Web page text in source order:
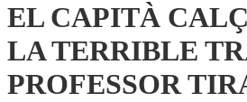
PROFESSOR
EL CAPITÀ
LA TERRIBLE
PROFESSOR